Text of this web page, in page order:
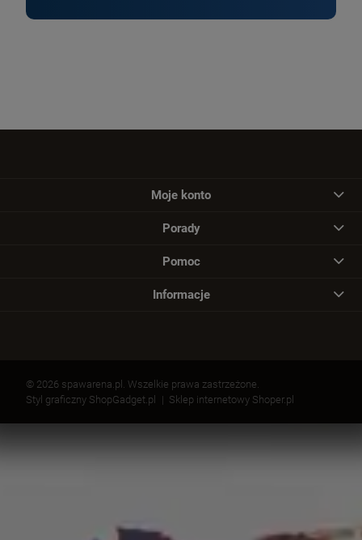
Moje konto
Porady
Pomoc
Informacje
© 2026 spawarena.pl. Wszelkie prawa zastrzeżone.
Styl graficzny ShopGadget.pl
Sklep internetowy Shoper.pl